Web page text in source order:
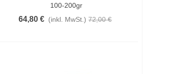
100-200gr
64,80 € (inkl. MwSt.) 72,00 €